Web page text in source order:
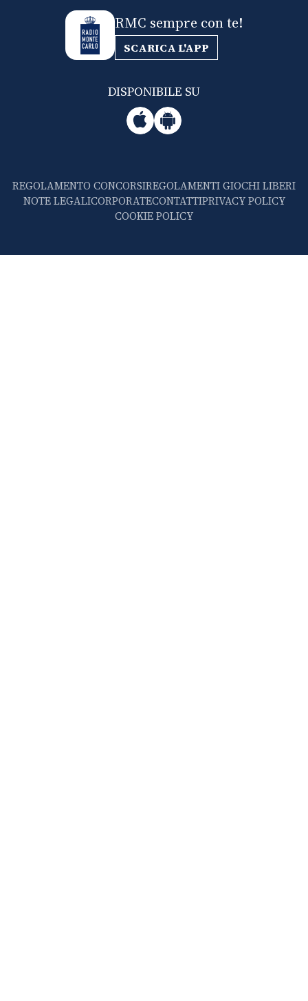
RMC sempre con te!
SCARICA L'APP
DISPONIBILE SU
REGOLAMENTO CONCORSIREGOLAMENTI GIOCHI LIBERI
NOTE LEGALICORPORATECONTATTIPRIVACY POLICY
COOKIE POLICY